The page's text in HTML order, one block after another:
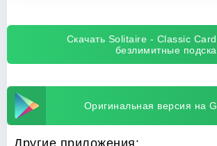
Скачать Solitaire - Classic
безлимитные
Оригинальная версия на
Другие приложения: